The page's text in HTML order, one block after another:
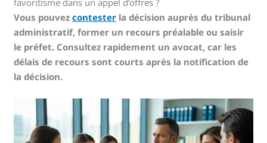
favoritisme dans un appel d’offres ?
Vous pouvezcontester la décision auprès du tribunal
administratif, former un recours préalable ou saisir
le préfet. Consultez rapidement un avocat, car les
délais de recours sont courts après la notification de
la décision.